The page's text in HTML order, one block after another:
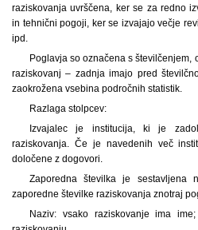
raziskovanja uvrščena, ker se za redno
in tehnični pogoji, ker se izvajajo večje
ipd.
Poglavja so označena s
raziskovanj – zadnja imajo pred
zaokrožena vsebina področnih statistik.
Razlaga stolpcev:
Izvajalec je institucija, ki je
raziskovanja. Če je navedenih več
določene z dogovori.
Zaporedna številka je sestavljena
zaporedne številke raziskovanja znotraj
Naziv: vsako raziskovanje ima